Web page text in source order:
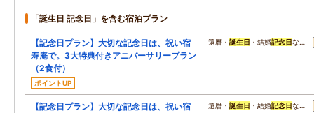
「誕生日 記念日」を含む宿泊プラン
【記念日プラン】大切な記念日は、祝い宿
寿庵で。3大特典付きアニバーサリープラン
（2食付）
ポイントUP
還暦・ 誕生日 ・結婚記念日な…
【記念日プラン】大切な記念日は、祝い宿
還暦・ 誕生日 ・結婚記念日な…